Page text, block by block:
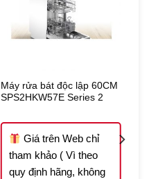
Máy rửa bát độc lập 60CM
SPS2HKW57E Series 2
Giá trên Web chỉ
tham khảo ( Vì theo
quy định hãng, không